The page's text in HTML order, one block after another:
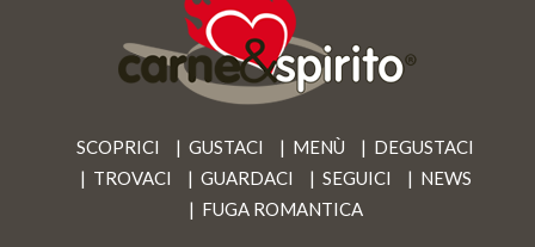
SCOPRICI GUSTACI MENÙ
DEGUSTACI
TROVACI
GUARDACI SEGUICI
NEWS
FUGA ROMANTICA